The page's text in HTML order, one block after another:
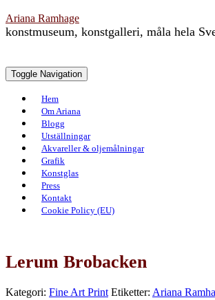
Ariana Ramhage
konstmuseum, konstgalleri, måla hela
Toggle Navigation
Hem
Om Ariana
Blogg
Utställningar
Akvareller & oljemålningar
Grafik
Konstglas
Press
Kontakt
Cookie Policy (EU)
Lerum Brobacken
Kategori: Fine Art Print Etiketter: Ariana